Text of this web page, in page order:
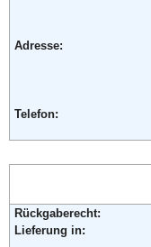
Adresse:
Telefon:
Weiterführende
Rückgaberecht:
Lieferung in: